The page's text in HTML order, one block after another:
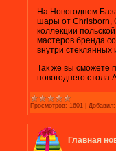
На Новогоднем
шары от Chrisborn,
коллекции
мастеров бренда
внутри стеклянных
Так же вы сможете
новогоднего стола
Просмотров: 1601 Добавил:
Главная